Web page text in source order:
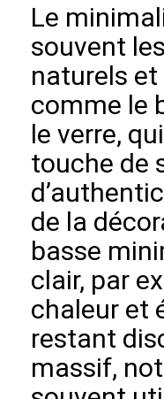
Le
souvent
naturels et
comme le
le verre,
touche de
de la
basse
clair, par
chaleur et
restant
massif,